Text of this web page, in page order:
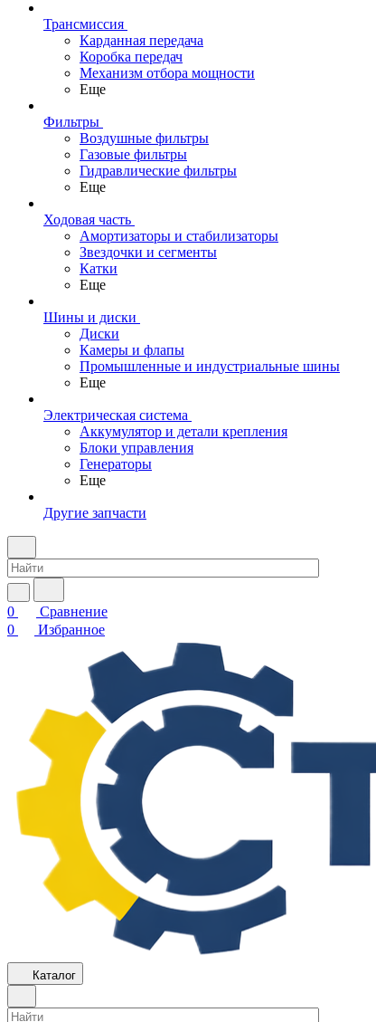
Трансмиссия
Карданная передача
Коробка передач
Механизм отбора мощности
Еще
Фильтры
Воздушные фильтры
Газовые фильтры
Гидравлические фильтры
Еще
Ходовая часть
Амортизаторы и стабилизаторы
Звездочки и сегменты
Катки
Еще
Шины и диски
Диски
Камеры и флапы
Промышленные и индустриальные шины
Еще
Электрическая система
Аккумулятор и детали крепления
Блоки управления
Генераторы
Еще
Другие запчасти
0
Сравнение
0
Избранное
Каталог